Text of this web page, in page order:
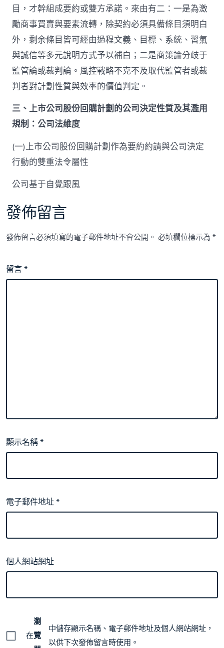
目，才幹組成要約或雙方承諾。來由有二：一是為激
勵商事買賣與要素流轉，除契約必須具備條目須明白
外，剩余條目皆可經由過程文義、目標、系統、習氣
與誠信等多元說明方式予以補白；二是商策論分歧于
監管論或裁判論。風控戰略不克不及取代監管者或裁
判者對計劃性質與效率的價值判定。
三、上市公司股份回購計劃的公司決定性質及其濫用
規制：公司法維度
(一)上市公司股份回購計劃作為要約約請與公司決定
行動的雙重法令屬性
公司基于自覺跟風
發佈留言
發佈留言必須填寫的電子郵件地址不會公開。 必填欄位標示為*
留言*
顯示名稱*
電子郵件地址*
個人網站網址
在
瀏
覽
中儲存顯示名稱、電子郵件地址及個人網站網址，
以供下次發佈留言時使用。